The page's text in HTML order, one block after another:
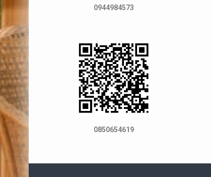
0944984573
0850654619